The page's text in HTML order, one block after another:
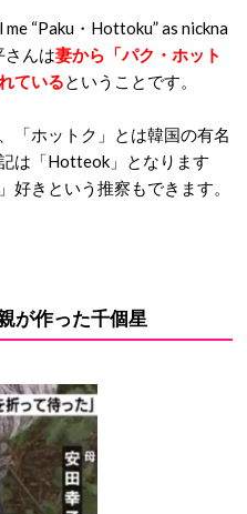
“Paku・Hottoku” as nickna
さんは妻から「パク・ホット
ているということです。
「ホットク」とは韓国の有名
は「Hotteok」となります
好きという推察もできます。
作った千個星